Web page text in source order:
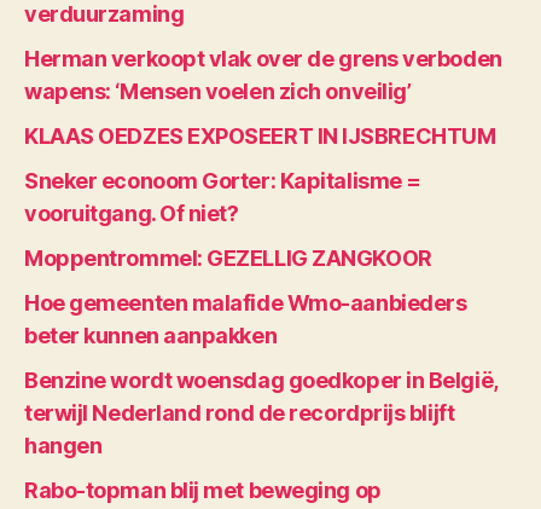
verduurzaming
Herman verkoopt vlak over de grens verboden
wapens: ‘Mensen voelen zich onveilig’
KLAAS OEDZES EXPOSEERT IN IJSBRECHTUM
Sneker econoom Gorter: Kapitalisme =
vooruitgang. Of niet?
Moppentrommel: GEZELLIG ZANGKOOR
Hoe gemeenten malafide Wmo-aanbieders
beter kunnen aanpakken
Benzine wordt woensdag goedkoper in België,
terwijl Nederland rond de recordprijs blijft
hangen
Rabo-topman blij met beweging op